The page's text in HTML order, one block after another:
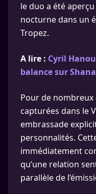
le duo a été
nocturne dans un
Tropez.
A lire : Cyril
balance sur
Pour de nombreux
capturées dans le
embrassade
personnalités.
immédiatement
qu’une relation
parallèle de